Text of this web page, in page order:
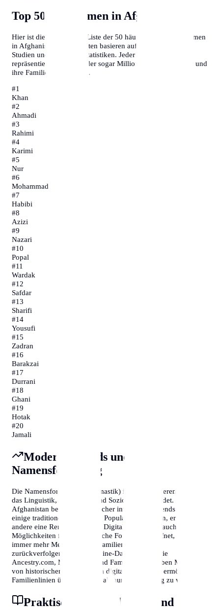
Top 50 Nachnamen in Afghanistan
Hier ist die vollständige Liste der 50 häufigsten Familiennamen
in Afghanistan. Diese Daten basieren auf demografischen
Studien und offiziellen Statistiken. Jeder dieser Namen
repräsentiert Tausende oder sogar Millionen von Menschen und
ihre Familiengeschichten.
#1
Khan
#2
Ahmadi
#3
Rahimi
#4
Karimi
#5
Nur
#6
Mohammadi
#7
Habibi
#8
Azizi
#9
Nazari
#10
Popal
#11
Wardak
#12
Safdar
#13
Sharifi
#14
Yousufi
#15
Zadran
#16
Barakzai
#17
Durrani
#18
Ghani
#19
Hotak
#20
Jamali
Moderne Trends und
Namensforschung
Die Namensforschung (Onomastik) ist ein faszinierendes Feld,
das Linguistik, Geschichte und Soziologie verbindet. In
Afghanistan beobachten Forscher interessante Trends: Während
einige traditionelle Namen an Popularität verlieren, erleben
andere eine Renaissance. Die Digitalisierung hat auch neue
Möglichkeiten für genealogische Forschung eröffnet, sodass
immer mehr Menschen ihre Familiengeschichte
zurückverfolgen können. Online-Datenbanken wie
Ancestry.com, MyHeritage und FamilySearch haben Millionen
von historischen Dokumenten digitalisiert, die es ermöglichen,
Familienlinien über mehrere Jahrhunderte hinweg zu verfolgen.
Praktische Anwendungen und